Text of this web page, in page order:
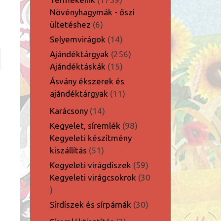
termék
Növényhagymák - őszi
ültetéshez 66
termék
Selyemvirágok 1414
termék
Ajándéktárgyak 256256
Ajándéktáskák 1515
termék
Ásvány ékszerek és
ajándéktárgyak
1111
Karácsony 1414
termék
Kegyelet, síremlék 9898
Kegyeleti készítmény
kiszállítás 5151
termék
Kegyeleti virágdíszek 5959
termék
Kegyeleti virágcsokrok 30
30
termék
Sírdíszek és sírpárnák 3030